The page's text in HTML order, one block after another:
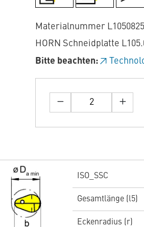
Materialnummer
HORN Schneidplatte
Bitte beachten:
ISO_SSC
Gesamtlänge (l5)
Eckenradius (r)